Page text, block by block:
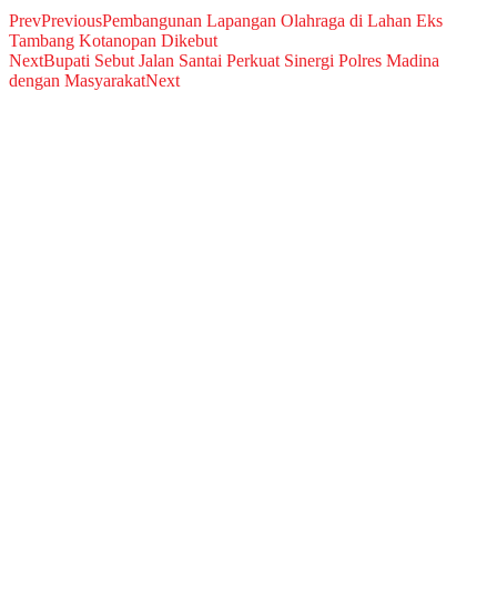
PrevPreviousPembangunan Lapangan Olahraga di Lahan Eks
Tambang Kotanopan Dikebut
NextBupati Sebut Jalan Santai Perkuat Sinergi Polres Madina
dengan MasyarakatNext